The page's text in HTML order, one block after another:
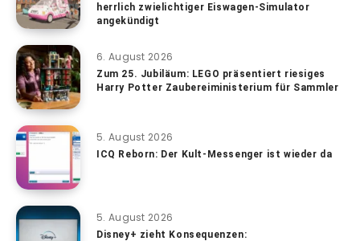
herrlich zwielichtiger Eiswagen-Simulator
angekündigt
6. August 2026
Zum 25. Jubiläum: LEGO präsentiert riesiges
Harry Potter Zaubereiministerium für Sammler
5. August 2026
ICQ Reborn: Der Kult-Messenger ist wieder da
5. August 2026
Disney+ zieht Konsequenzen: